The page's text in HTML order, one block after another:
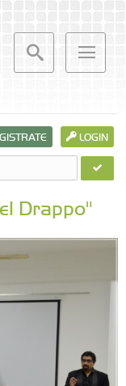
LOGIN
Drappo"